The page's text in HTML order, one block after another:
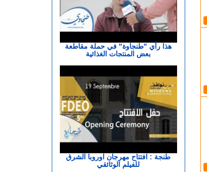
هذا رأي "طنجاوة" في حملة مقاطعة
بعض المنتجات الغذائية
طنجة : افتتاح مهرجان اوروبا الشرق
للفيلم الوثائقي